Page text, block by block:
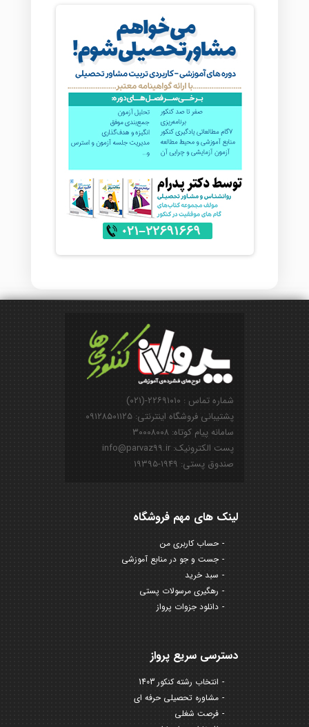
شماره تماس : ۲۲۶۹۱۰۱۰-(۰۲۱)
پشتیبانی فروشگاه اینترنتی: ۰۹۱۲۸۵۰۱۱۲۵
سامانه پیام کوتاه: ۳۰۰۰۸۰۰۸
پست الکترونیک: info@parvaz99.ir
صندوق پستی: ۱۹۴۹-۱۹۳۹۵
لینک های مهم فروشگاه
حساب کاربری من
جست و جو در منابع آموزشی
سبد خرید
رهگیری مرسولات پستی
دانلود جزوات پرواز
دسترسی سریع پرواز
انتخاب رشته کنکور 1403
مشاوره تحصیلی حرفه ای
فرصت شغلی